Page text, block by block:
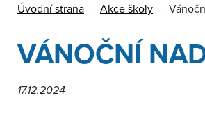
Úvodní strana - Akce školy -
VÁNOČNÍ
17.12.2024